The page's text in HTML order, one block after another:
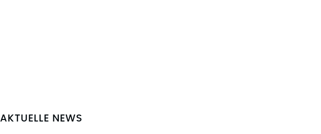
AKTUELLE NEWS